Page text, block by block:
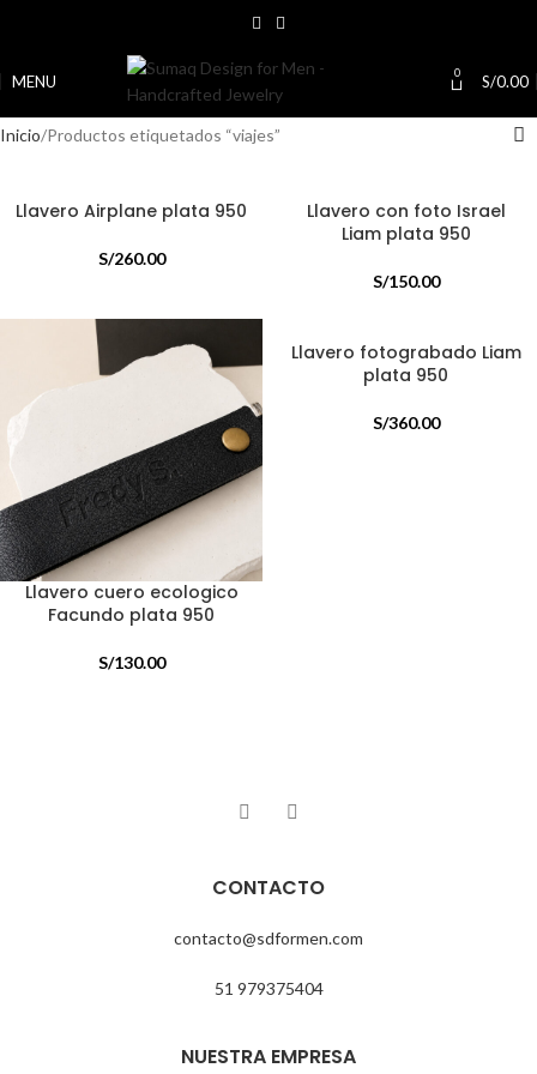
MENU 0 S/0.00
Inicio Productos etiquetados “viajes”
Llavero Airplane plata 950
S/260.00
Llavero con foto Israel
Liam plata 950
S/150.00
Llavero cuero ecologico
Facundo plata 950
S/130.00
Llavero fotograbado Liam
plata 950
S/360.00
CONTACTO
contacto@sdformen.com
51 979375404
NUESTRA EMPRESA